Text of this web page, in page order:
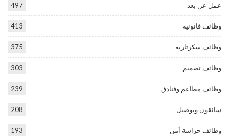
عمل عن بعد 497
وظائف قانونية 413
وظائف سكرتارية 375
وظائف تصميم 303
وظائف مطاعم وفنادق 239
سائقون وتوصيل 208
وظائف حراسة أمن 193